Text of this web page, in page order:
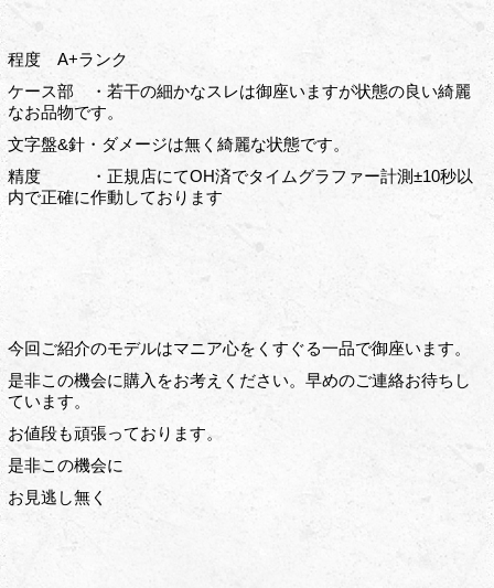
程度 A+ランク
ケース部 ・若干の細かなスレは御座いますが状態の良い綺麗
なお品物です。
文字盤&針・ダメージは無く綺麗な状態です。
精度 ・正規店にてOH済でタイムグラファー計測±10秒以
内で正確に作動しております
今回ご紹介のモデルはマニア心をくすぐる一品で御座います。
是非この機会に購入をお考えください。早めのご連絡お待ちし
ています。
お値段も頑張っております。
是非この機会に
お見逃し無く